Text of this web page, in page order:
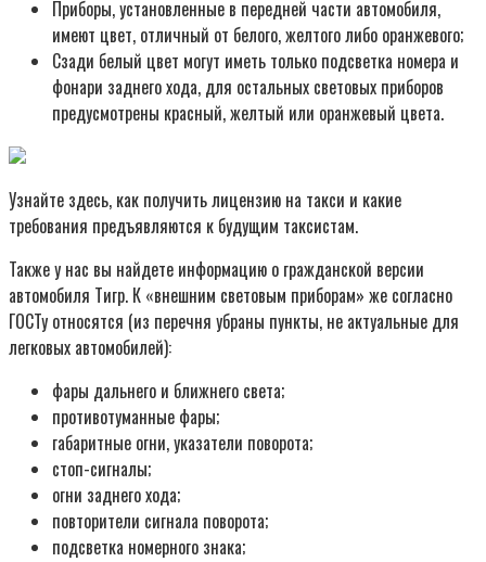
Приборы, установленные в передней части автомобиля,
имеют цвет, отличный от белого, желтого либо оранжевого;
Сзади белый цвет могут иметь только подсветка номера и
фонари заднего хода, для остальных световых приборов
предусмотрены красный, желтый или оранжевый цвета.
Узнайте здесь, как получить лицензию на такси и какие
требования предъявляются к будущим таксистам.
Также у нас вы найдете информацию о гражданской версии
автомобиля Тигр. К «внешним световым приборам» же согласно
ГОСТу относятся (из перечня убраны пункты, не актуальные для
легковых автомобилей):
фары дальнего и ближнего света;
противотуманные фары;
габаритные огни, указатели поворота;
стоп-сигналы;
огни заднего хода;
повторители сигнала поворота;
подсветка номерного знака;